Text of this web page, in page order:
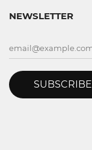
NEWSLETTER
SUBSCRIBE